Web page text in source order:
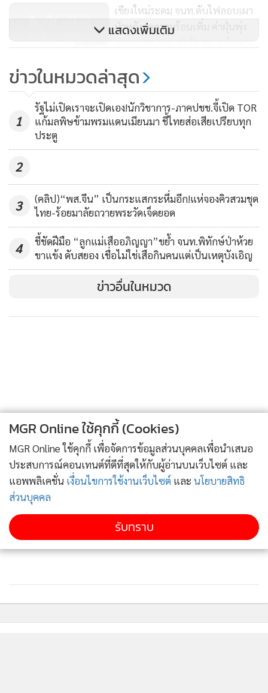
ด้านศูนย์บัญชาการป้องกันและแก้ไขฝุ่นละอองขนาดเล็ก (PM
2.5) จังหวัดเชียงใหม่ นายรัฐพล นราดิศร รองผู้ว่าราชการจังหวัด
เชียงใหม่ เป็นประธานประชุมผ่านระบบวิดีโอคอนเฟอเรนซ์ร่วม
กับตัวแทนจากอำเภอต่างๆ ที่มีจุดความร้อน ซึ่งสถานการณ์
ล่าสุดเช้าวันนี้พบว่ามีอยู่จำนวน 135 จุด ซึ่งอยู่ในพื้นที่ป่าอนุรักษ์
128
เชียงใหม่ระดม จนท.ดับไฟลอบเผา
ป่าหลังจุดความร้อนเพิ่ม ค่าฝุ่นพุ่ง
กระทบสุขภาพ-จ่องัด กม.ลงโทษ
349
สาหัส! ฝุ่นควันคลุมทึบทั้งเมือง
เชียงใหม่ ค่ามลพิษพุ่งติดอันดับโลก
กระทบสุขภาพ
แสดงเพิ่มเติม
ข่าวในหมวดล่าสุด
1
รัฐไม่เปิดเราจะเปิดเอง!นักวิชาการ-ภาคปชช.จี้เปิด TOR
แก้มลพิษข้ามพรมแดนเมียนมา ชี้ไทยส่อเสียเปรียบทุก
ประตู
2
3
(คลิป)“พส.จีน” เป็นกระแสกระหึ่มอีก!แห่จองคิวสวมชุด
ไทย-ร้อยมาลัยถวายพระวัดเจ็ดยอด
4
ชี้ชัดฝีมือ “ลูกแม่เสืออภิญญา”ขย้ำ จนท.พิทักษ์ป่าห้วย
ขาแข้ง ดับสยอง เชื่อไม่ใช่เสือกินคนแต่เป็นเหตุบังเอิญ
ข่าวอื่นในหมวด
MGR Online ใช้คุกกี้ (Cookies)
MGR Online ใช้คุกกี้ เพื่อจัดการข้อมูลส่วนบุคคลเพื่อนำเสนอ
ประสบการณ์คอนเทนต์ที่ดีที่สุดให้กับผู้อ่านบนเว็บไซต์ และ
แอพพลิเคชั่น เงื่อนไขการใช้งานเว็บไซต์ และ นโยบายสิทธิ
ส่วนบุคคล
รับทราบ